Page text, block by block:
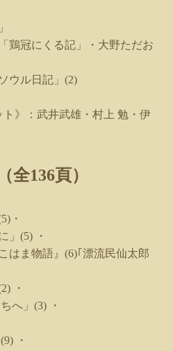
鶏冠にくる記」・大野ただお
ウル日記」 (2)
ト》：武井武雄・村上 勉・伊
全136頁）
・
」 (5)
・
はま物語』 (6)｢漂流民仙太郎
・
へ」 (3)
・
(9)
・